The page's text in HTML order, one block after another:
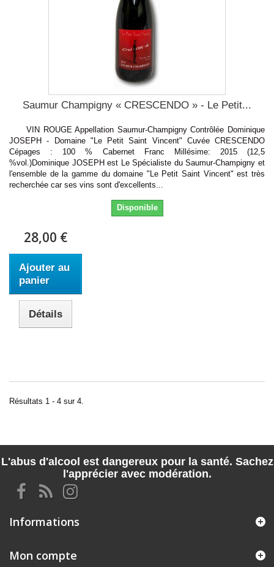
Saumur Champigny « CRESCENDO » - Le Petit...
VIN ROUGE Appellation Saumur-Champigny Contrôlée Dominique
JOSEPH - Domaine "Le Petit Saint Vincent" Cuvée CRESCENDO
Cépages : 100 % Cabernet Franc Millésime: 2015 (12,5
%vol.)Dominique JOSEPH est Le Spécialiste du Saumur-Champigny et
l'ensemble de la gamme du domaine "Le Petit Saint Vincent" est très
recherchée car ses vins sont d'excellents...
Disponible
28,00 €
Ajouter au
panier
Détails
Résultats 1 - 4 sur 4.
L'abus d'alcool est dangereux pour la santé. Sachez
l'apprécier avec modération.
Informations
Mon compte